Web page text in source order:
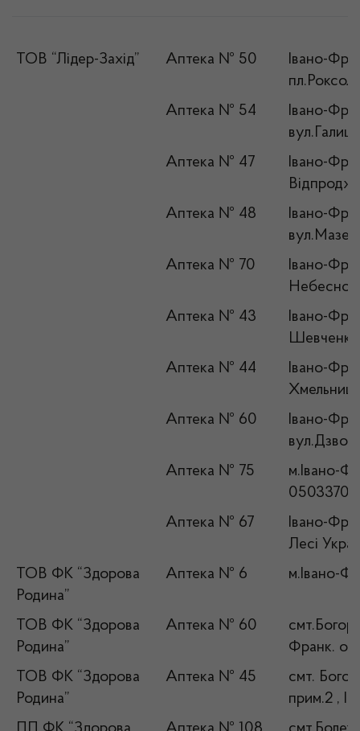
ТОВ “Лідер-Захід” Аптека № 50
Івано-
Аптека № 54
Івано-
Аптека № 47
Івано-
Аптека № 48
Івано-
Аптека № 70
Івано-
Небесної
Аптека № 43
Івано-
Аптека № 44
Івано-
Аптека № 60
Івано-
Аптека № 75
м.Івано-
Аптека № 67
Івано-
Лесі
ТОВ ФК “Здорова
Родина”
Аптека № 6 м.Івано-
ТОВ ФК “Здорова
Родина”
Аптека № 60
Франк.
ТОВ ФК “Здорова
Родина”
Аптека № 45
смт.
прим.2 ,